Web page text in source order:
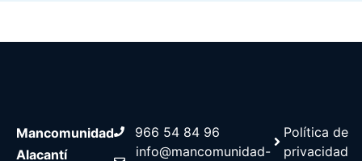
Mancomunidad
Alacantí
966 54 84 96
info@mancomunidad-
Política de
privacidad